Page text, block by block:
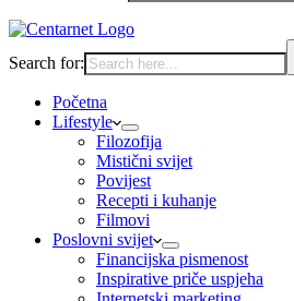
Search for:
Početna
Lifestyle
Filozofija
Mistični svijet
Povijest
Recepti i kuhanje
Filmovi
Poslovni svijet
Financijska pismenost
Inspirative priče uspjeha